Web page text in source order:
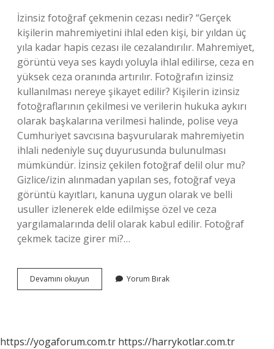
İzinsiz fotoğraf çekmenin cezası nedir? “Gerçek
kişilerin mahremiyetini ihlal eden kişi, bir yıldan üç
yıla kadar hapis cezası ile cezalandırılır. Mahremiyet,
görüntü veya ses kaydı yoluyla ihlal edilirse, ceza en
yüksek ceza oranında artırılır. Fotoğrafın izinsiz
kullanılması nereye şikayet edilir? Kişilerin izinsiz
fotoğraflarının çekilmesi ve verilerin hukuka aykırı
olarak başkalarına verilmesi halinde, polise veya
Cumhuriyet savcısına başvurularak mahremiyetin
ihlali nedeniyle suç duyurusunda bulunulması
mümkündür. İzinsiz çekilen fotoğraf delil olur mu?
Gizlice/izin alınmadan yapılan ses, fotoğraf veya
görüntü kayıtları, kanuna uygun olarak ve belli
usuller izlenerek elde edilmişse özel ve ceza
yargılamalarında delil olarak kabul edilir. Fotoğraf
çekmek tacize girer mi?…
Devamını okuyun
Fotoğraf
Yorum Bırak
https://yogaforum.com.tr https://harrykotlar.com.tr